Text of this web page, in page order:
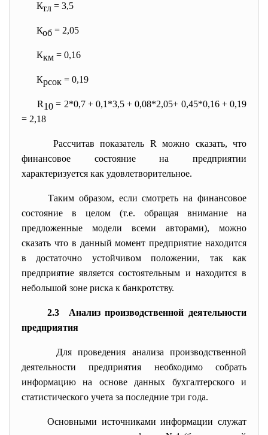
Ктл = 3,5
Коб = 2,05
Ккм = 0,16
Крсок = 0,19
R10 = 2*0,7 + 0,1*3,5 + 0,08*2,05+ 0,45*0,16 + 0,19
= 2,18
Рассчитав показатель R можно сказать, что
финансовое состояние на предприятии
характеризуется как удовлетворительное.
Таким образом, если смотреть на финансовое
состояние в целом (т.е. обращая внимание на
предложенные модели всеми авторами), можно
сказать что в данный момент предприятие находится
в достаточно устойчивом положении, так как
предприятие является состоятельным и находится в
небольшой зоне риска к банкротству.
2.3 Анализ производственной деятельности
предприятия
Для проведения анализа производственной
деятельности предприятия необходимо собрать
информацию на основе данных бухгалтерского и
статистического учета за последние три года.
Основными источниками информации служат